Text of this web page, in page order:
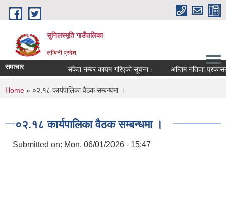
Skip to main content
सुनिलस्मृति गाउँपालिका
लुम्बिनी प्रदेश
समाचार संकेत नम्बर कायम गरिएको सूचना। अन्तिम नतिजा प्रकासन
You are here
Home » ०२.१८ कार्यपालिका वैठक सम्बन्धमा ।
०२.१८ कार्यपालिका वैठक सम्बन्धमा ।
Submitted on: Mon, 06/01/2026 - 15:47